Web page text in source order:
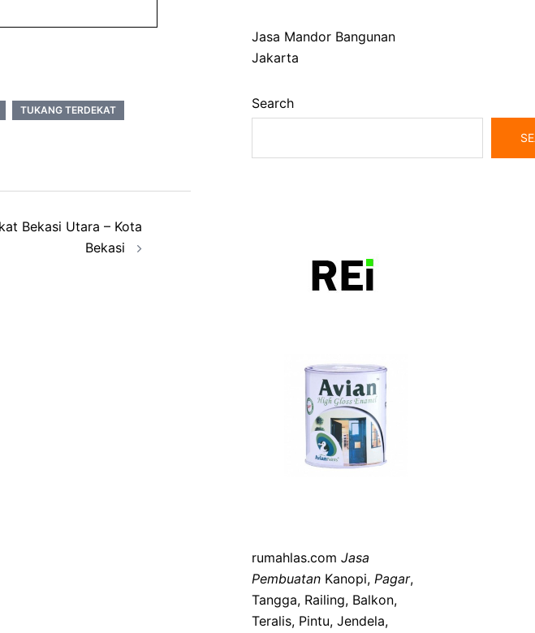
TUKANG TERDEKAT
Bekasi Utara – Kota
Bekasi
Jasa Mandor Bangunan
Jakarta
Search
rumahlas.com Jasa
PembuatanKanopi, Pagar,
Tangga, Railing, Balkon,
Teralis, Pintu, Jendela,